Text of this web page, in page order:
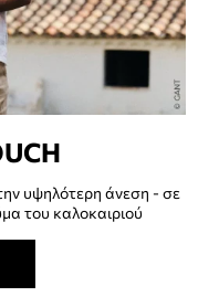
υψηλότερη άνεση - σε
του καλοκαιριού